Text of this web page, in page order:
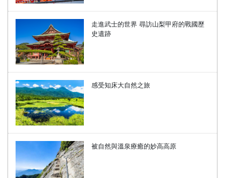
走進武士的世界 尋訪山梨甲府的戰國歷
史遺跡
感受知床大自然之旅
被自然與溫泉療癒的妙高高原